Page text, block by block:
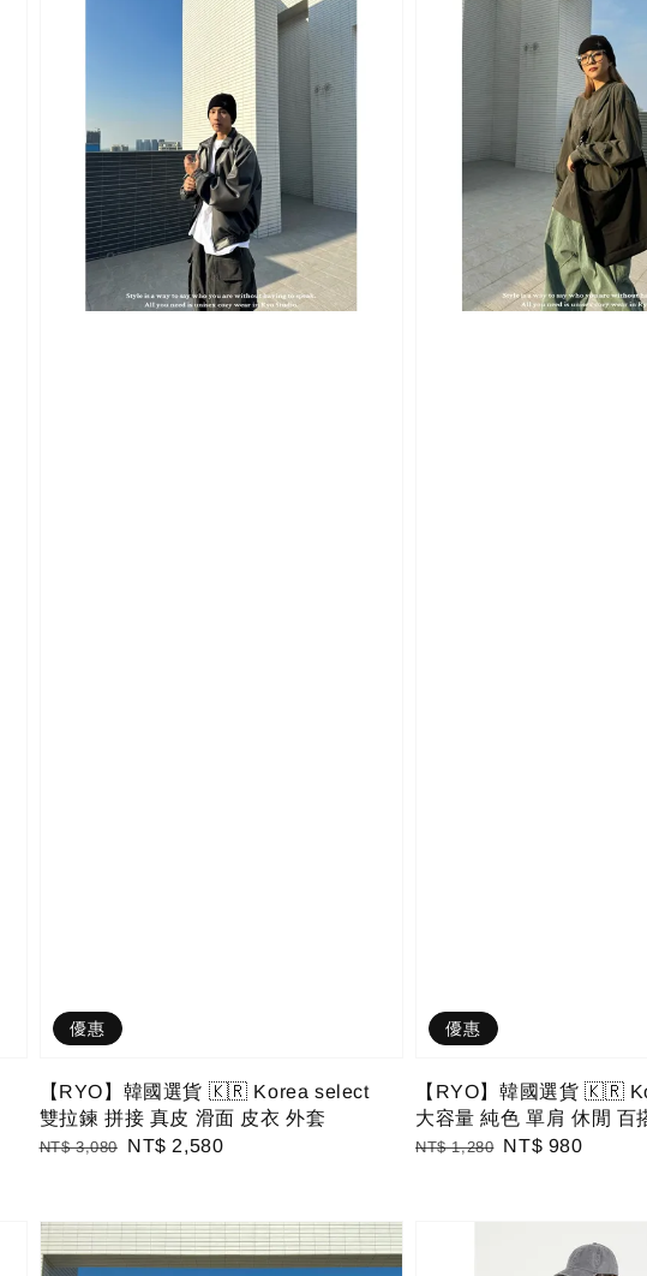
優惠
【RYO】韓國選貨 🇰🇷 Korea select
雙拉鍊 拼接 真皮 滑面 皮衣 外套
Regular
NT$ 3,080
Sale
NT$ 2,580
優惠
【RYO】韓國選貨 🇰🇷
大容量 純色 單肩 休閒 百
Regular
NT$ 1,280 Sale
NT$ 980